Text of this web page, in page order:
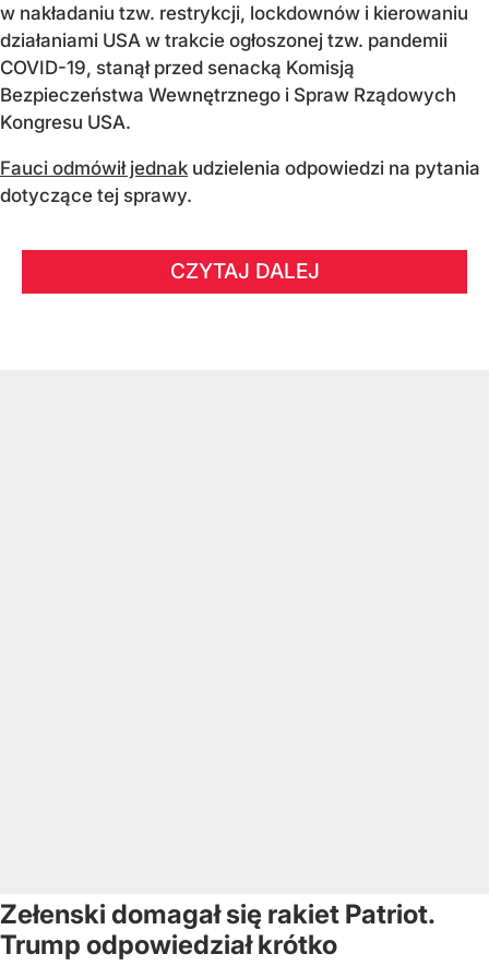
w nakładaniu tzw. restrykcji, lockdownów i kierowaniu
działaniami USA w trakcie ogłoszonej tzw. pandemii
COVID-19, stanął przed senacką Komisją
Bezpieczeństwa Wewnętrznego i Spraw Rządowych
Kongresu USA.
Fauci odmówił jednak udzielenia odpowiedzi na pytania
dotyczące tej sprawy.
CZYTAJ DALEJ
Zełenski domagał się rakiet Patriot.
Trump odpowiedział krótko